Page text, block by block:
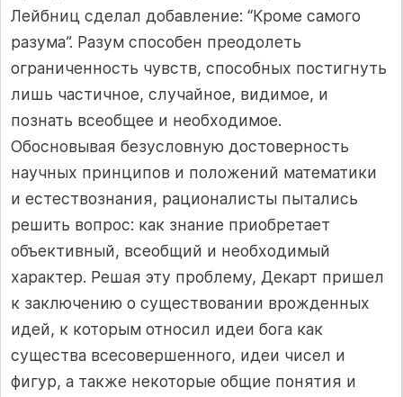
Лейбниц сделал добавление: “Кроме самого
разума”. Разум способен преодолеть
ограниченность чувств, способных постигнуть
лишь частичное, случайное, видимое, и
познать всеобщее и необходимое.
Обосновывая безусловную достоверность
научных принципов и положений математики
и естествознания, рационалисты пытались
решить вопрос: как знание приобретает
объективный, всеобщий и необходимый
характер. Решая эту проблему, Декарт пришел
к заключению о существовании врожденных
идей, к которым относил идеи бога как
существа всесовершенного, идеи чисел и
фигур, а также некоторые общие понятия и